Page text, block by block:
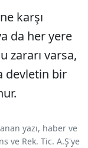
karşı
da her yere
zararı varsa,
devletin bir
yazı, haber ve
ve Rek. Tic. A.Ş'ye